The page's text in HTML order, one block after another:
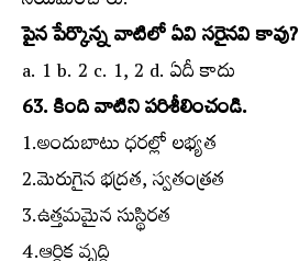
పైన పేర్కొన్న వాటిలో ఏవి సరైనవి కావు?
a. 1 b. 2 c. 1, 2 d. ఏదీ కాదు
63. కింది వాటిని పరిశీలించండి.
1.అందుబాటు ధరల్లో లభ్యత
2.మెరుగైన భద్రత, స్వతంత్రత
3.ఉత్తమమైన సుస్థిరత